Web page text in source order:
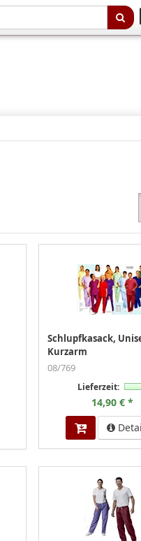
Schlupfkasack,
Kurzarm
08/769
Lieferzeit:
14,90 € *